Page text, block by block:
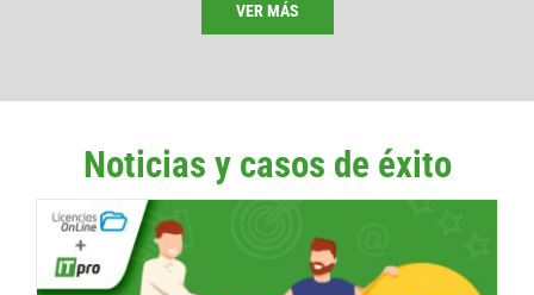
VER MÁS
Noticias y casos de éxito